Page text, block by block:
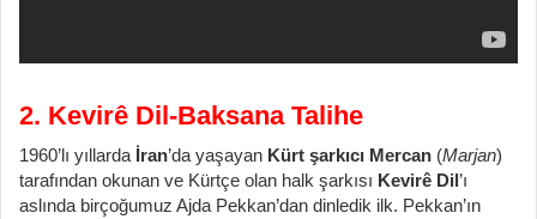
2. Kevirê Dil-Baksana Talihe
1960’lı yıllarda İran’da yaşayan Kürt şarkıcı Mercan (Marjan)
tarafından okunan ve Kürtçe olan halk şarkısı Kevirê Dil’ı
aslında birçoğumuz Ajda Pekkan’dan dinledik ilk. Pekkan’ın